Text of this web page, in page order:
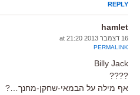
REPLY
hamlet
16 דצמבר 2013 at 21:20
PERMALINK
Billy Jack
????
אף מילה על הבמאי-שחקן-מחנך…?